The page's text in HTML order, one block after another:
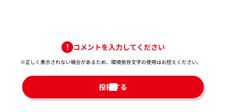
コメントを入力してください
※正しく表示されない場合があるため、環境依存文字の使用はお控えください。​
投稿する